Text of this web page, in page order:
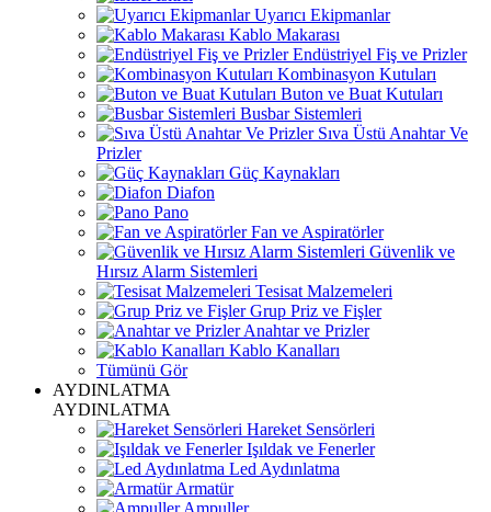
Uyarıcı Ekipmanlar
Kablo Makarası
Endüstriyel Fiş ve Prizler
Kombinasyon Kutuları
Buton ve Buat Kutuları
Busbar Sistemleri
Sıva Üstü Anahtar Ve
Prizler
Güç Kaynakları
Diafon
Pano
Fan ve Aspiratörler
Güvenlik ve
Hırsız Alarm Sistemleri
Tesisat Malzemeleri
Grup Priz ve Fişler
Anahtar ve Prizler
Kablo Kanalları
Tümünü Gör
AYDINLATMA
AYDINLATMA
Hareket Sensörleri
Işıldak ve Fenerler
Led Aydınlatma
Armatür
Ampuller